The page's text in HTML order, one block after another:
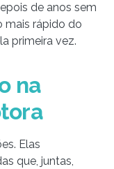
de anos sem
mais rápido do
primeira vez.
na
Elas
que, juntas,